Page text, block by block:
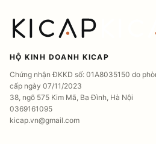
HỘ KINH DOANH KICAP
Chứng nhận ĐKKD số: 01A8035150 do
cấp ngày 07/11/2023
38, ngõ 575 Kim Mã, Ba Đình, Hà Nội
0369161095
kicap.vn@gmail.com